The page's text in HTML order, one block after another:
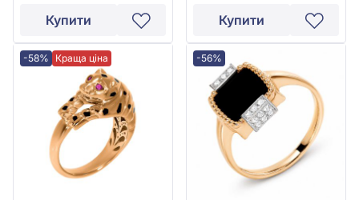
Купити Купити
-58% Краща ціна -56%